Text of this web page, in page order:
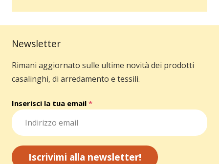
Newsletter
Rimani aggiornato sulle ultime novità dei prodotti
casalinghi, di arredamento e tessili.
Inserisci la tua email *
Iscrivimi alla newsletter!